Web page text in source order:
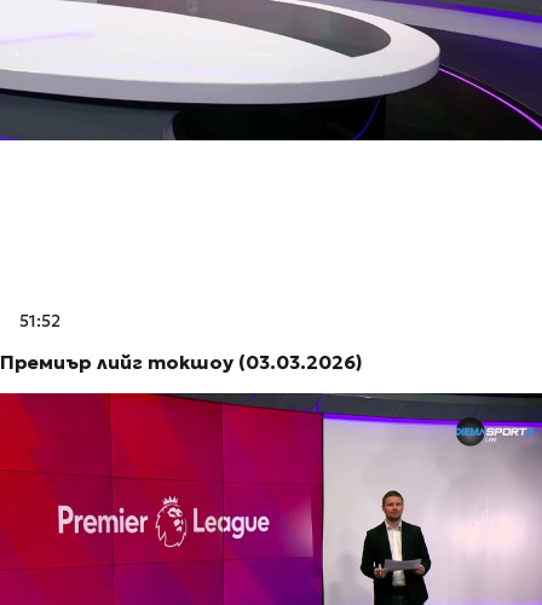
51:52
Премиър лийг токшоу (03.03.2026)